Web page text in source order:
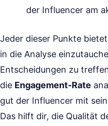
der Influencer am
Jeder dieser Punkte
in die Analyse
Entscheidungen zu
die Engagement-Rate
gut der Influencer mit
Das hilft dir, die Qualität